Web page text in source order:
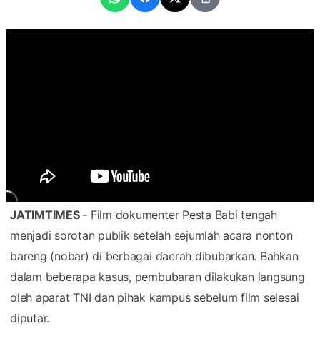
JATIMTIMES - Film dokumenter Pesta Babi tengah
menjadi sorotan publik setelah sejumlah acara nonton
bareng (nobar) di berbagai daerah dibubarkan. Bahkan
dalam beberapa kasus, pembubaran dilakukan langsung
oleh aparat TNI dan pihak kampus sebelum film selesai
diputar.